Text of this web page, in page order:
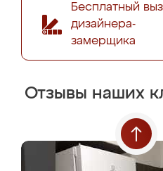
Бесплатный
дизайнера-
замерщика
Отзывы наших